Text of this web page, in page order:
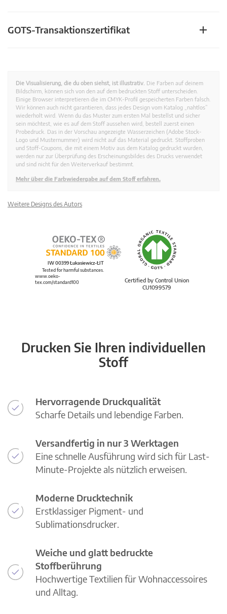
GOTS-Transaktionszertifikat
Die Visualisierung, die du oben siehst, ist illustrativ. Die Farben auf deinem
Bildschirm, können sich von den auf dem bedruckten Stoff unterscheiden.
Einige Browser interpretieren die im CMYK-Profil gespeicherten Farben falsch.
Wir können auch nicht garantieren, dass jedes Design vom Katalog „nahtlos”
wiederholt wird. Wenn du das Muster zum ersten Mal bestellst und sicher
sein möchtest, wie es auf dem Stoff aussehen wird, bestell zuerst einen
Probedruck. Das in der Vorschau angezeigte Wasserzeichen (Adobe Stock-
Logo und Musternummer) wird nicht auf das Material gedruckt. Stoffproben
und Stoff-Coupons, die mit einem Motiv aus dem Katalog gedruckt wurden,
werden nur zur Überprüfung des Erscheinungsbildes des Drucks verwendet
und sind nicht für den Weiterverkauf bestimmt.
Mehr über die Farbwiedergabe auf dem Stoff erfahren.
Weitere Designs des Autors
Certified by Control Union
CU1099579
IW 00399 Łukasiewicz-ŁIT
Tested for harmful substances.
www.oeko-
tex.com/standard100
Drucken Sie Ihren individuellen
Stoff
Hervorragende Druckqualität
Scharfe Details und lebendige Farben.
Versandfertig in nur 3 Werktagen
Eine schnelle Ausführung wird sich für Last-
Minute-Projekte als nützlich erweisen.
Moderne Drucktechnik
Erstklassiger Pigment- und
Sublimationsdrucker.
Weiche und glatt bedruckte
Stoffberührung
Hochwertige Textilien für Wohnaccessoires
und Alltag.